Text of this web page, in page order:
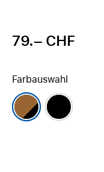
79.– CHF
Farbauswahl